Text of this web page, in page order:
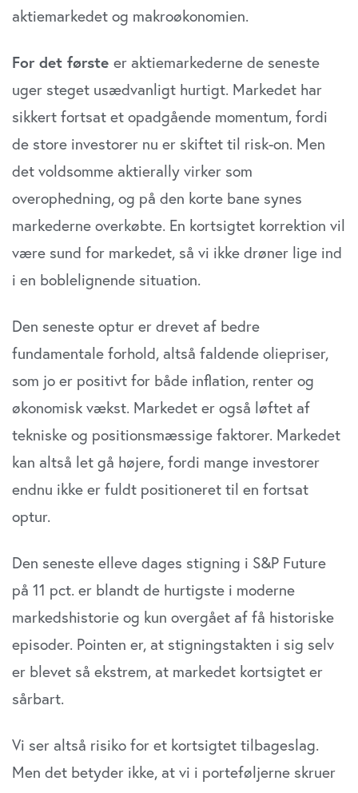
din brug af vores website med vores partnere inden for
sociale medier, annonceringspartnere og
data med andre oplysninger, du har givet dem, eller som
de har indsamlet fra din brug af deres tjenester. Du
anvende vores hjemmeside.
aktiemarkedet og makroøkonomien.
For det første er aktiemarkederne de seneste
uger steget usædvanligt hurtigt. Markedet har
sikkert fortsat et opadgående momentum, fordi
de store investorer nu er skiftet til risk-on. Men
det voldsomme aktierally virker som
overophedning, og på den korte bane synes
markederne overkøbte. En kortsigtet korrektion vil
være sund for markedet, så vi ikke drøner lige ind
i en boblelignende situation.
Den seneste optur er drevet af bedre
fundamentale forhold, altså faldende oliepriser,
som jo er positivt for både inflation, renter og
økonomisk vækst. Markedet er også løftet af
tekniske og positionsmæssige faktorer. Markedet
kan altså let gå højere, fordi mange investorer
endnu ikke er fuldt positioneret til en fortsat
optur.
Den seneste elleve dages stigning i S&P Future
på 11 pct. er blandt de hurtigste i moderne
markedshistorie og kun overgået af få historiske
episoder. Pointen er, at stigningstakten i sig selv
er blevet så ekstrem, at markedet kortsigtet er
sårbart.
Vi ser altså risiko for et kortsigtet tilbageslag.
Men det betyder ikke, at vi i porteføljerne skruer